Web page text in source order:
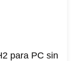
para PC sin